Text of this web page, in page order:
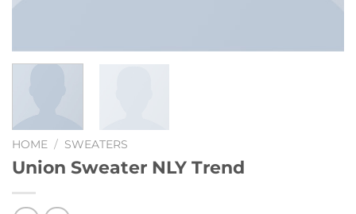
HOME / SWEATERS
Union Sweater NLY Trend